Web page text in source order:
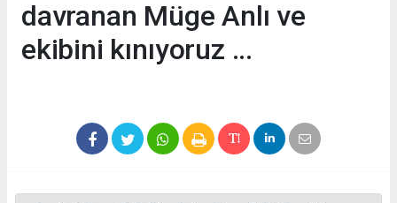
davranan Müge Anlı ve
ekibini kınıyoruz ...